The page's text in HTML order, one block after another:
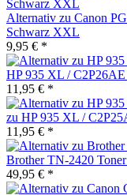
Alternativ zu Canon
Schwarz XXL
9,95 € *
HP 935 XL /
11,95 € *
zu HP 935 XL /
11,95 € *
Brother TN-2420
49,95 € *